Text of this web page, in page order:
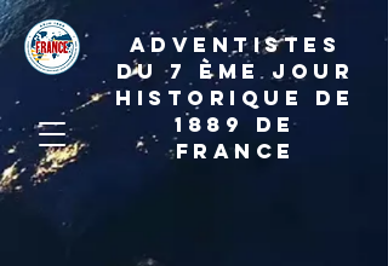
ADVENTISTES
DU 7 ème JOUR
HISTORIQUE DE
1889 de
france